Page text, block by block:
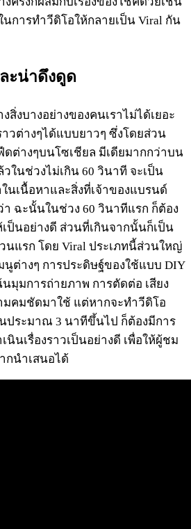
นการทำวีดิโอให้กลายเป็น Viral กัน
ะน่าดึงดูด
สิ่งบางอย่างของคนเราไม่ได้เยอะ
วต่างๆได้แบบยาวๆ ซึ่งโดยส่วน
ต่างๆบนโซเชียล มีเดียมากกว่าบน
วในช่วงไม่เกิน 60 วินาที จะเป็น
นเนื้อหาและสิ่งที่เจ้าของแบรนด์
ฉะนั้นในช่วง 60 วินาทีแรก ก็ต้อง
ป็นอย่างดี ส่วนที่เกินจากนั้นก็เป็น
นแรก โดย Viral ประเภทนี้ส่วนใหญ่
นูต่างๆ การประดิษฐ์ของใช้แบบ DIY
นมุมการถ่ายภาพ การตัดต่อ เสียง
มคมชัดมาใช้ แต่หากจะทำวีดิโอ
ประมาณ 3 นาทีขึ้นไป ก็ต้องมีการ
นินเรื่องราวเป็นอย่างดี เพื่อให้ผู้ชม
กนำเสนอได้